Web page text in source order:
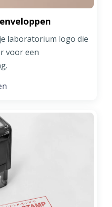
laboratorium logo die
voor een